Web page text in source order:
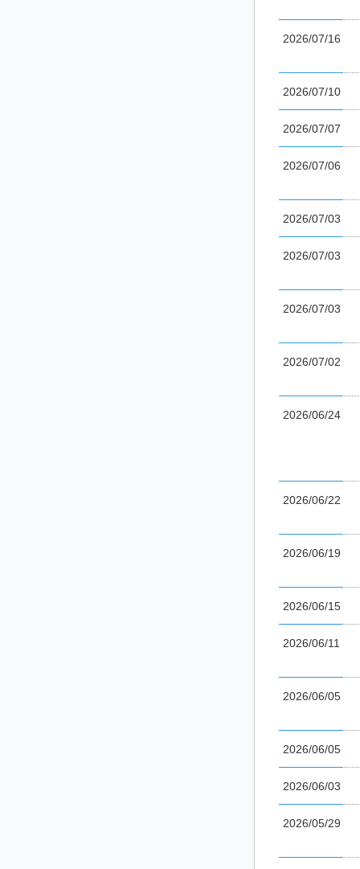
2026/07/16
2026/07/10
2026/07/07
2026/07/06
2026/07/03
2026/07/03
2026/07/03
2026/07/02
2026/06/24
2026/06/22
2026/06/19
2026/06/15
2026/06/11
2026/06/05
2026/06/05
2026/06/03
2026/05/29